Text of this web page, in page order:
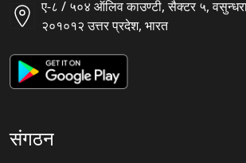
ए-८ / ५०४ ऑलिव काउण्टी, सैक्टर ५, वसुन्धरा,
२०१०१२ उत्तर प्रदेश, भारत
संगठन